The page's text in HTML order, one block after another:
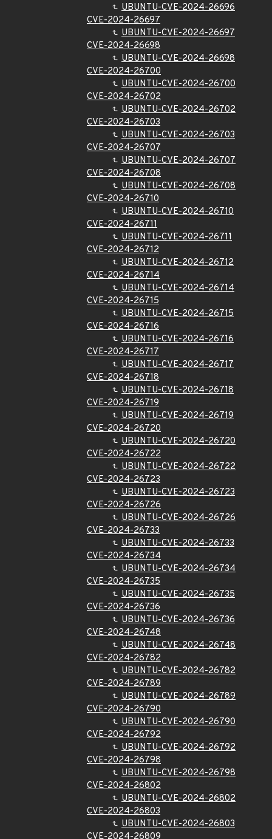
UBUNTU-CVE-2024-26696
CVE-2024-26697
UBUNTU-CVE-2024-26697
CVE-2024-26698
UBUNTU-CVE-2024-26698
CVE-2024-26700
UBUNTU-CVE-2024-26700
CVE-2024-26702
UBUNTU-CVE-2024-26702
CVE-2024-26703
UBUNTU-CVE-2024-26703
CVE-2024-26707
UBUNTU-CVE-2024-26707
CVE-2024-26708
UBUNTU-CVE-2024-26708
CVE-2024-26710
UBUNTU-CVE-2024-26710
CVE-2024-26711
UBUNTU-CVE-2024-26711
CVE-2024-26712
UBUNTU-CVE-2024-26712
CVE-2024-26714
UBUNTU-CVE-2024-26714
CVE-2024-26715
UBUNTU-CVE-2024-26715
CVE-2024-26716
UBUNTU-CVE-2024-26716
CVE-2024-26717
UBUNTU-CVE-2024-26717
CVE-2024-26718
UBUNTU-CVE-2024-26718
CVE-2024-26719
UBUNTU-CVE-2024-26719
CVE-2024-26720
UBUNTU-CVE-2024-26720
CVE-2024-26722
UBUNTU-CVE-2024-26722
CVE-2024-26723
UBUNTU-CVE-2024-26723
CVE-2024-26726
UBUNTU-CVE-2024-26726
CVE-2024-26733
UBUNTU-CVE-2024-26733
CVE-2024-26734
UBUNTU-CVE-2024-26734
CVE-2024-26735
UBUNTU-CVE-2024-26735
CVE-2024-26736
UBUNTU-CVE-2024-26736
CVE-2024-26748
UBUNTU-CVE-2024-26748
CVE-2024-26782
UBUNTU-CVE-2024-26782
CVE-2024-26789
UBUNTU-CVE-2024-26789
CVE-2024-26790
UBUNTU-CVE-2024-26790
CVE-2024-26792
UBUNTU-CVE-2024-26792
CVE-2024-26798
UBUNTU-CVE-2024-26798
CVE-2024-26802
UBUNTU-CVE-2024-26802
CVE-2024-26803
UBUNTU-CVE-2024-26803